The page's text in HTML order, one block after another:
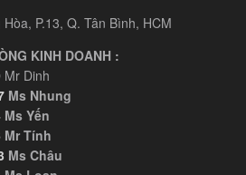
P.13, Q. Tân Bình, HCM
KINH DOANH :
Mr Dinh
Ms Nhung
Ms Yến
Mr Tính
Ms Châu